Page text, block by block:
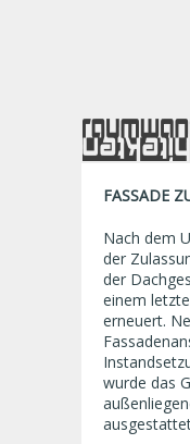
FASSADE
Nach dem
der
der
einem
erneuert.
wurde das